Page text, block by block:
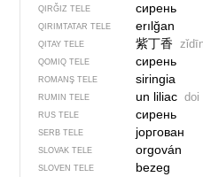
QIRĞIZ TELE сирень
QIRIMTATAR TELE erılğan
QITAY TELE 紫丁香
QOMIQ TELE сирень
ROMANŞ TELE siringia
RUMIN TELE un liliac doi
RUS TELE сирень
SERB TELE јоргован
SLOVAK TELE orgován
SLOVEN TELE bezeg